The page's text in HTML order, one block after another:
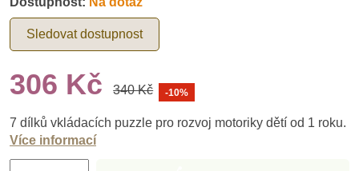
Sledovat dostupnost
306 Kč 340 Kč -10%
7 dílků vkládacích puzzle pro rozvoj motoriky dětí od 1 roku.
Více informací